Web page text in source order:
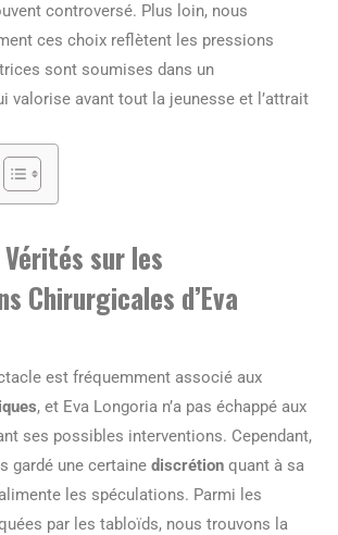
controversé. Plus loin, nous
ces choix reflètent les pressions
sont soumises dans un
valorise avant tout la jeunesse et l’attrait
sur les
Chirurgicales d’Eva
est fréquemment associé aux
, et Eva Longoria n’a pas échappé aux
ses possibles interventions. Cependant,
gardé une certaine discrétion quant à sa
les spéculations. Parmi les
par les tabloïds, nous trouvons la